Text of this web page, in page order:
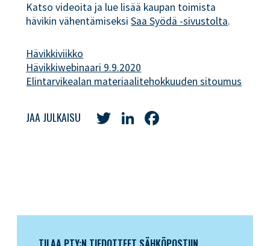
Katso videoita ja lue lisää kaupan toimista
hävikin vähentämiseksiSaa Syödä -sivustolta.
Hävikkiviikko
Hävikkiwebinaari 9.9.2020
Elintarvikealan materiaalitehokkuuden sitoumus
JAA JULKAISU TwitterLinkedIn